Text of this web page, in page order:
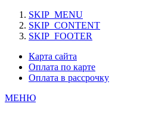
SKIP_MENU
SKIP_CONTENT
SKIP_FOOTER
Карта сайта
Оплата по карте
Оплата в рассрочку
МЕНЮ